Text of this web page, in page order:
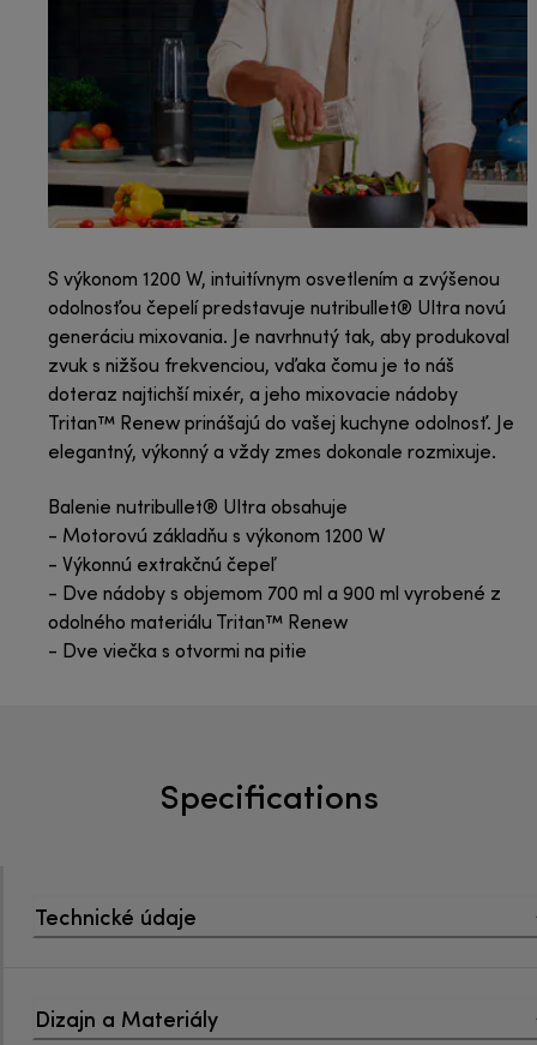
S výkonom 1200 W, intuitívnym osvetlením a zvýšenou
odolnosťou čepelí predstavuje nutribullet® Ultra novú
generáciu mixovania. Je navrhnutý tak, aby produkoval
zvuk s nižšou frekvenciou, vďaka čomu je to náš
doteraz najtichší mixér, a jeho mixovacie nádoby
Tritan™ Renew prinášajú do vašej kuchyne odolnosť. Je
elegantný, výkonný a vždy zmes dokonale rozmixuje.
Balenie nutribullet® Ultra obsahuje
- Motorovú základňu s výkonom 1200 W
- Výkonnú extrakčnú čepeľ
- Dve nádoby s objemom 700 ml a 900 ml vyrobené z
odolného materiálu Tritan™ Renew
- Dve viečka s otvormi na pitie
Specifications
Technické údaje
Dizajn a Materiály